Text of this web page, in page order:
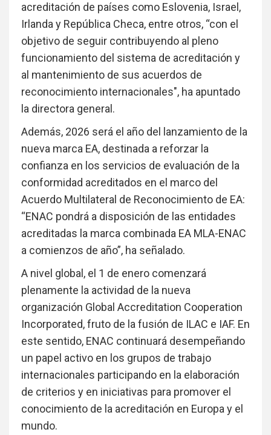
acreditación de países como Eslovenia, Israel,
Irlanda y República Checa, entre otros, “con el
objetivo de seguir contribuyendo al pleno
funcionamiento del sistema de acreditación y
al mantenimiento de sus acuerdos de
reconocimiento internacionales", ha apuntado
la directora general.
Además, 2026 será el año del lanzamiento de la
nueva marca EA, destinada a reforzar la
confianza en los servicios de evaluación de la
conformidad acreditados en el marco del
Acuerdo Multilateral de Reconocimiento de EA:
“ENAC pondrá a disposición de las entidades
acreditadas la marca combinada EA MLA-ENAC
a comienzos de año”, ha señalado.
A nivel global, el 1 de enero comenzará
plenamente la actividad de la nueva
organización Global Accreditation Cooperation
Incorporated, fruto de la fusión de ILAC e IAF. En
este sentido, ENAC continuará desempeñando
un papel activo en los grupos de trabajo
internacionales participando en la elaboración
de criterios y en iniciativas para promover el
conocimiento de la acreditación en Europa y el
mundo.